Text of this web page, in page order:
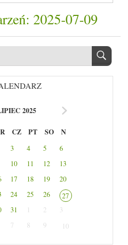
2025-07-09
2025
CZ PT SO N
3 4 5
6
10 11 12
13
17 18 19
20
24 25 26
27
31 1 2
3
7 8 9 10